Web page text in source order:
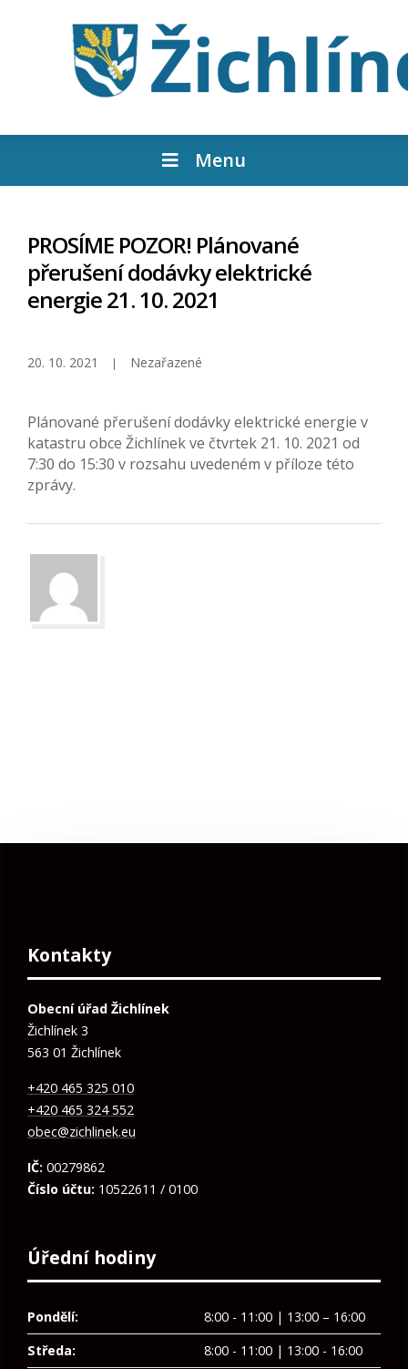
Menu
PROSÍME POZOR! Plánované
přerušení dodávky elektrické
energie 21. 10. 2021
20. 10. 2021 Nezařazené
Plánované přerušení dodávky elektrické energie v
katastru obce Žichlínek ve čtvrtek 21. 10. 2021 od
7:30 do 15:30 v rozsahu uvedeném v příloze této
zprávy.
Kontakty
Obecní úřad Žichlínek
Žichlínek 3
563 01 Žichlínek
+420 465 325 010
+420 465 324 552
obec@zichlinek.eu
IČ: 00279862
Číslo účtu: 10522611 / 0100
Úřední hodiny
Pondělí:
8:00 - 11:00 | 13:00 – 16:00
Středa:
8:00 - 11:00 | 13:00 - 16:00